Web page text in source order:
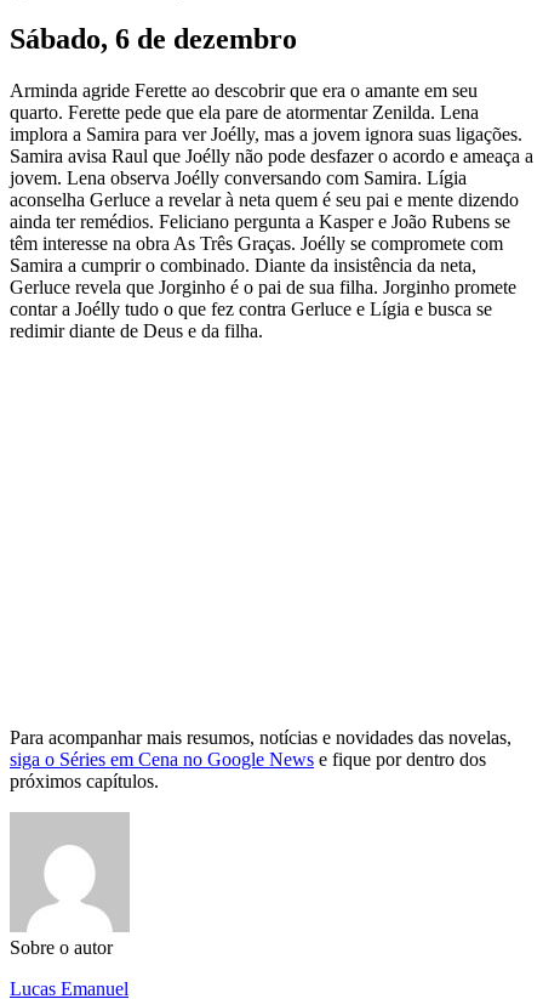
Sábado, 6 de dezembro
Arminda agride Ferette ao descobrir que era o amante em seu
quarto. Ferette pede que ela pare de atormentar Zenilda. Lena
implora a Samira para ver Joélly, mas a jovem ignora suas ligações.
Samira avisa Raul que Joélly não pode desfazer o acordo e ameaça a
jovem. Lena observa Joélly conversando com Samira. Lígia
aconselha Gerluce a revelar à neta quem é seu pai e mente dizendo
ainda ter remédios. Feliciano pergunta a Kasper e João Rubens se
têm interesse na obra As Três Graças. Joélly se compromete com
Samira a cumprir o combinado. Diante da insistência da neta,
Gerluce revela que Jorginho é o pai de sua filha. Jorginho promete
contar a Joélly tudo o que fez contra Gerluce e Lígia e busca se
redimir diante de Deus e da filha.
Para acompanhar mais resumos, notícias e novidades das novelas,
siga o Séries em Cena no Google News e fique por dentro dos
próximos capítulos.
Sobre o autor
Lucas Emanuel